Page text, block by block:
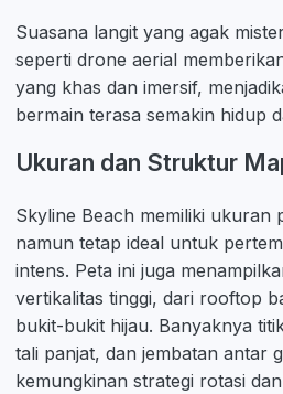
Suasana langit yang agak
seperti drone aerial
yang khas dan imersif,
bermain terasa semakin hidup
Ukuran dan Struktur
Skyline Beach memiliki ukuran
namun tetap ideal untuk
intens. Peta ini juga
vertikalitas tinggi, dari rooftop
bukit-bukit hijau. Banyaknya
tali panjat, dan jembatan antar
kemungkinan strategi rotasi